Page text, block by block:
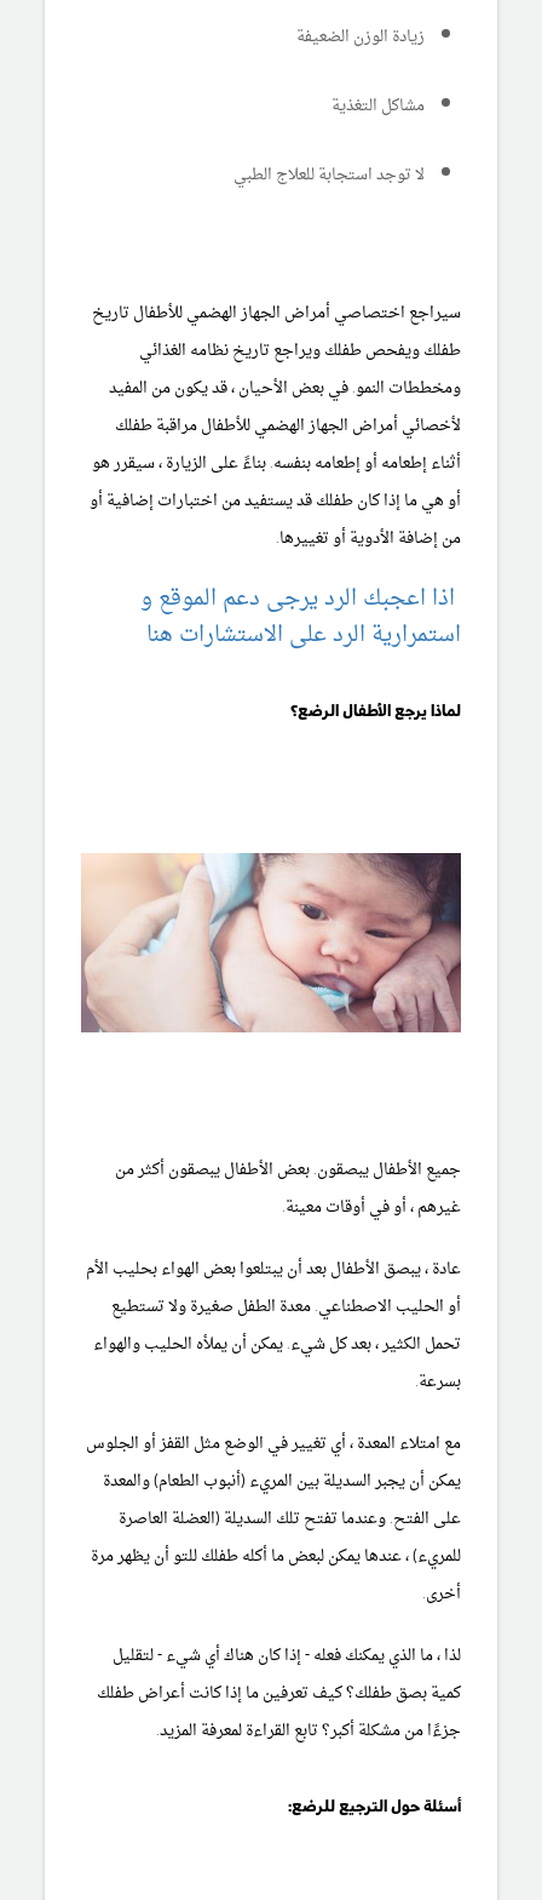
زيادة الوزن الضعيفة
مشاكل التغذية
لا توجد استجابة للعلاج الطبي
سيراجع اختصاصي أمراض الجهاز الهضمي للأطفال تاريخ
طفلك ويفحص طفلك ويراجع تاريخ نظامه الغذائي
ومخططات النمو. في بعض الأحيان ، قد يكون من المفيد
لأخصائي أمراض الجهاز الهضمي للأطفال مراقبة طفلك
أثناء إطعامه أو إطعامه بنفسه. بناءً على الزيارة ، سيقرر هو
أو هي ما إذا كان طفلك قد يستفيد من اختبارات إضافية أو
من إضافة الأدوية أو تغييرها.
اذا اعجبك الرد يرجى دعم الموقع و
استمرارية الرد على الاستشارات هنا
لماذا يرجع الأطفال الرضع؟
جميع الأطفال يبصقون. بعض الأطفال يبصقون أكثر من
غيرهم ، أو في أوقات معينة.
عادة ، يبصق الأطفال بعد أن يبتلعوا بعض الهواء بحليب الأم
أو الحليب الاصطناعي. معدة الطفل صغيرة ولا تستطيع
تحمل الكثير ، بعد كل شيء. يمكن أن يملأه الحليب والهواء
بسرعة.
مع امتلاء المعدة ، أي تغيير في الوضع مثل القفز أو الجلوس
يمكن أن يجبر السديلة بين المريء (أنبوب الطعام) والمعدة
على الفتح. وعندما تفتح تلك السديلة (العضلة العاصرة
للمريء) ، عندها يمكن لبعض ما أكله طفلك للتو أن يظهر مرة
أخرى.
لذا ، ما الذي يمكنك فعله - إذا كان هناك أي شيء - لتقليل
كمية بصق طفلك؟ كيف تعرفين ما إذا كانت أعراض طفلك
جزءًا من مشكلة أكبر؟ تابع القراءة لمعرفة المزيد.
أسئلة حول الترجيع للرضع: